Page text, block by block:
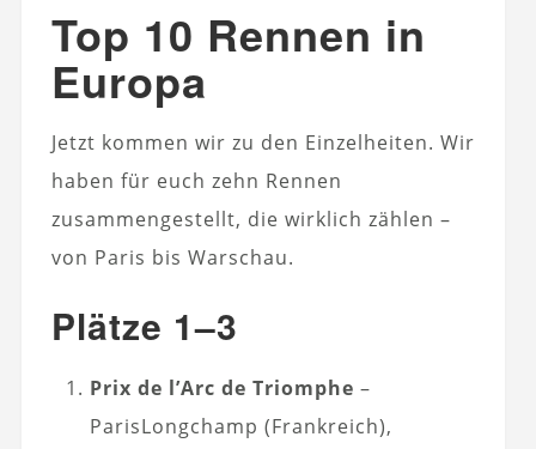
Top 10 Rennen in
Europa
Jetzt kommen wir zu den Einzelheiten. Wir
haben für euch zehn Rennen
zusammengestellt, die wirklich zählen –
von Paris bis Warschau.
Plätze 1–3
Prix de l’Arc de Triomphe –
ParisLongchamp (Frankreich),